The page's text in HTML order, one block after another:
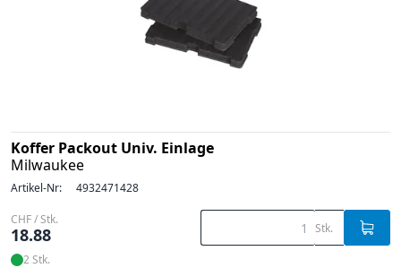
Koffer Packout Univ. Einlage
Milwaukee
Artikel-Nr: 4932471428
CHF / Stk.
18.88 Stk.
2 Stk.